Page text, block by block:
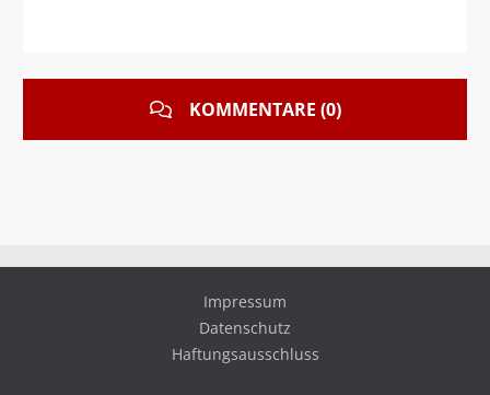
KOMMENTARE (0)
Impressum
Datenschutz
Haftungsausschluss